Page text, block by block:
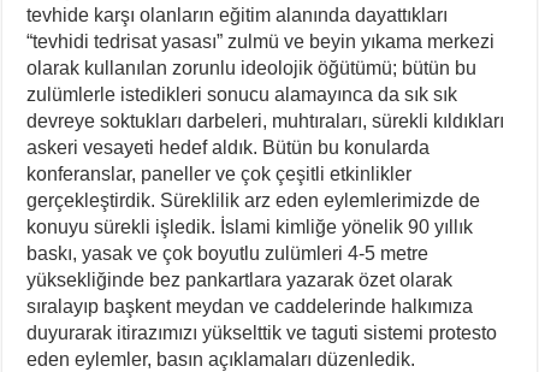
tevhide karşı olanların eğitim alanında dayattıkları
“tevhidi tedrisat yasası” zulmü ve beyin yıkama merkezi
olarak kullanılan zorunlu ideolojik öğütümü; bütün bu
zulümlerle istedikleri sonucu alamayınca da sık sık
devreye soktukları darbeleri, muhtıraları, sürekli kıldıkları
askeri vesayeti hedef aldık. Bütün bu konularda
konferanslar, paneller ve çok çeşitli etkinlikler
gerçekleştirdik. Süreklilik arz eden eylemlerimizde de
konuyu sürekli işledik. İslami kimliğe yönelik 90 yıllık
baskı, yasak ve çok boyutlu zulümleri 4-5 metre
yüksekliğinde bez pankartlara yazarak özet olarak
sıralayıp başkent meydan ve caddelerinde halkımıza
duyurarak itirazımızı yükselttik ve taguti sistemi protesto
eden eylemler, basın açıklamaları düzenledik.